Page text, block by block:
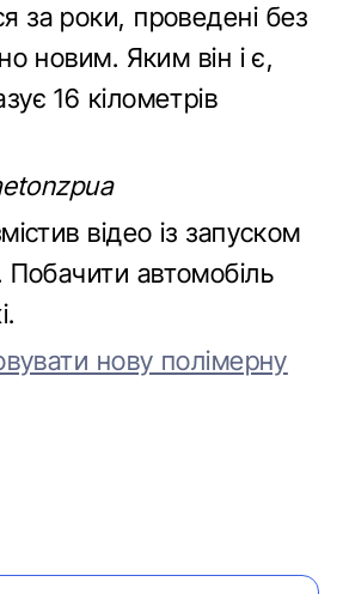
за роки, проведені без
новим. Яким він і є,
16 кілометрів
відео із запуском
Побачити автомобіль
нову полімерну